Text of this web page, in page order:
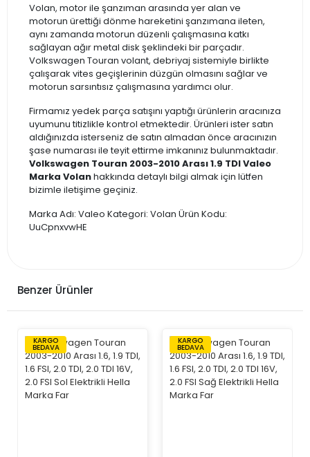
Volan, motor ile şanzıman arasında yer alan ve
motorun ürettiği dönme hareketini şanzımana ileten,
aynı zamanda motorun düzenli çalışmasına katkı
sağlayan ağır metal disk şeklindeki bir parçadır.
Volkswagen Touran volant, debriyaj sistemiyle birlikte
çalışarak vites geçişlerinin düzgün olmasını sağlar ve
motorun sarsıntısız çalışmasına yardımcı olur.
Firmamız yedek parça satışını yaptığı ürünlerin aracınıza
uyumunu titizlikle kontrol etmektedir. Ürünleri ister satın
aldığınızda isterseniz de satın almadan önce aracınızın
şase numarası ile teyit ettirme imkanınız bulunmaktadır.
Volkswagen Touran 2003-2010 Arası 1.9 TDI Valeo
Marka Volanhakkında detaylı bilgi almak için lütfen
bizimle iletişime geçiniz.
Marka Adı: Valeo Kategori: Volan Ürün Kodu:
UuCpnxvwHE
Benzer Ürünler
KARGO
BEDAVA
KARGO
BEDAVA